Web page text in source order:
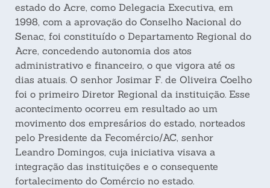
estado do Acre, como Delegacia Executiva, em
1998, com a aprovação do Conselho Nacional do
Senac, foi constituído o Departamento Regional do
Acre, concedendo autonomia dos atos
administrativo e financeiro, o que vigora até os
dias atuais. O senhor Josimar F. de Oliveira Coelho
foi o primeiro Diretor Regional da instituição. Esse
acontecimento ocorreu em resultado ao um
movimento dos empresários do estado, norteados
pelo Presidente da Fecomércio/AC, senhor
Leandro Domingos, cuja iniciativa visava a
integração das instituições e o consequente
fortalecimento do Comércio no estado.